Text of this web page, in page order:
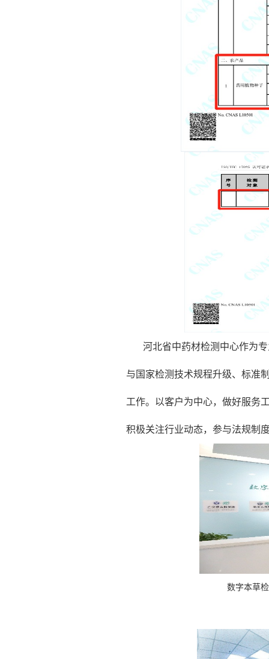
河北省中药材检测中心作为
与国家检测技术规程升级、标准
工作。以客户为中心，做好服务
积极关注行业动态，参与法规制
数字本草检测公司